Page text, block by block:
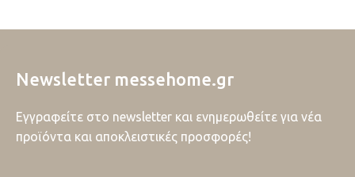
Newsletter messehome.gr
Εγγραφείτε στο newsletter και ενημερωθείτε για νέα
προϊόντα και αποκλειστικές προσφορές!